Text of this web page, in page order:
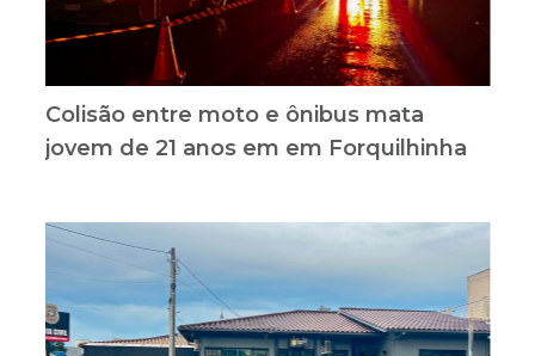
Colisão entre moto e ônibus mata
jovem de 21 anos em em Forquilhinha